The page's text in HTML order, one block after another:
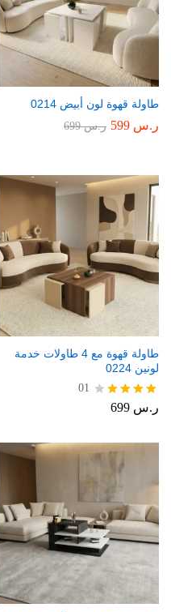
طاولة قهوة لون أبيض 0214
ر.س ر.س699
طاولة قهوة مع 4 طاولات خدمة
لونين 0224
تم
من 5
01
ر.س